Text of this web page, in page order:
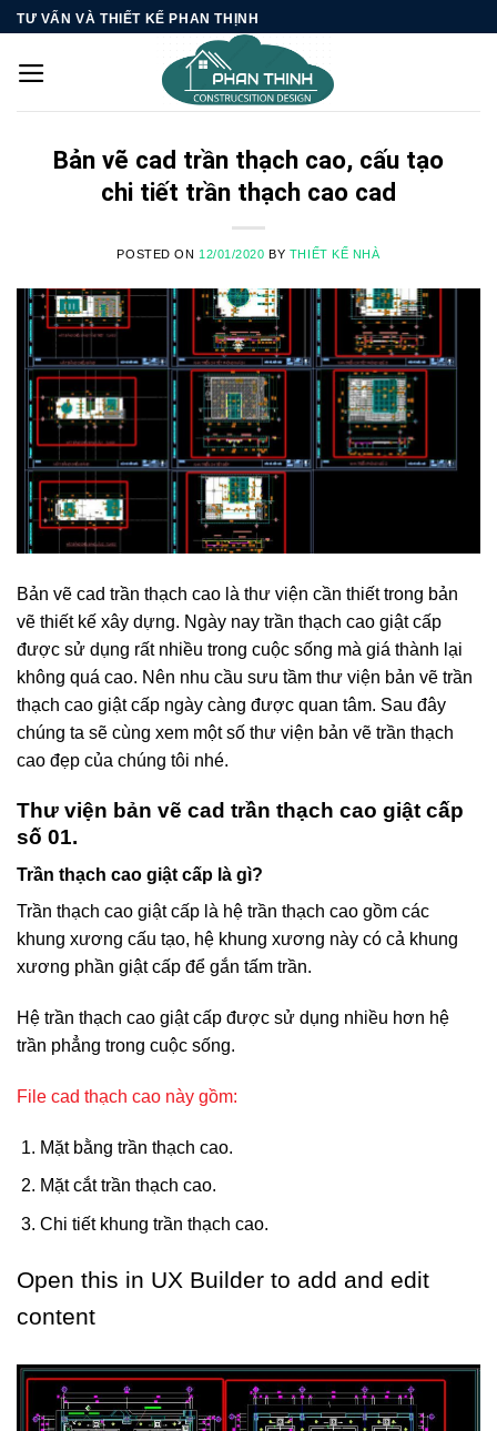
Skip
content
TƯ VẤN VÀ THIẾT KẾ PHAN THỊNH
Bản vẽ cad trần thạch cao, cấu tạo
chi tiết trần thạch cao cad
POSTED ON 12/01/2020 BY THIẾT KẾ NHÀ
Bản vẽ cad trần thạch cao là thư viện cần thiết trong bản
vẽ thiết kế xây dựng. Ngày nay trần thạch cao giật cấp
được sử dụng rất nhiều trong cuộc sống mà giá thành lại
không quá cao. Nên nhu cầu sưu tầm thư viện bản vẽ trần
thạch cao giật cấp ngày càng được quan tâm. Sau đây
chúng ta sẽ cùng xem một số thư viện bản vẽ trần thạch
cao đẹp của chúng tôi nhé.
Thư viện bản vẽ cad trần thạch cao giật cấp
số 01.
Trần thạch cao giật cấp là gì?
Trần thạch cao giật cấp là hệ trần thạch cao gồm các
khung xương cấu tạo, hệ khung xương này có cả khung
xương phần giật cấp để gắn tấm trần.
Hệ trần thạch cao giật cấp được sử dụng nhiều hơn hệ
trần phẳng trong cuộc sống.
File cad thạch cao này gồm:
Mặt bằng trần thạch cao.
Mặt cắt trần thạch cao.
Chi tiết khung trần thạch cao.
Open this in UX Builder to add and edit
content